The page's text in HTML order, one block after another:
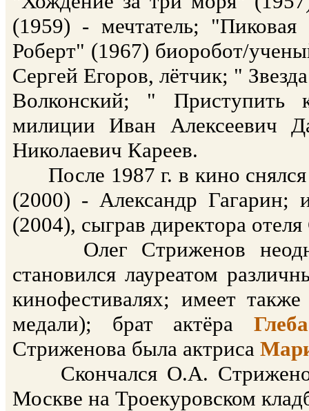
(1959) - мечтатель;
Роберт" (1967) биоробот/
Сергей Егоров, лётчик; "
Волконский; " Приступить
милиции Иван Алексеевич
Николаевич Кареев.
После 1987 г. в кино
(2000) - Александр Гагарин;
(2004), сыграв директора
Олег Стриженов
становился лауреатом
кинофестивалях; имеет
медали); брат актёра
Стриженова была актриса
Скончался О.А. Стриженов
Москве на Троекуровском